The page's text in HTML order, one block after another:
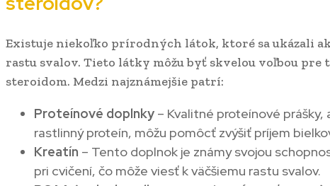
Existuje niekoľko prírodných látok, ktoré sa ukázali
rastu svalov. Tieto látky môžu byť skvelou voľbou
steroidom. Medzi najznámejšie patrí:
Proteínové doplnky – Kvalitné proteínové prášky,
rastlinný proteín, môžu pomôcť zvýšiť príjem
Kreatín – Tento doplnok je známy svojou
pri cvičení, čo môže viesť k väčšiemu rastu svalov.